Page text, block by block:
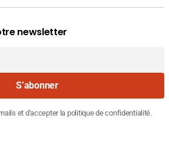
newsletter
S’abonner
et d'accepter la politique de confidentialité.